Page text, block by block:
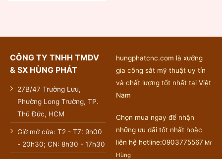
CÔNG TY TNHH TMDV
& SX HÙNG PHÁT
27B/47 Trường Lưu,
Phường Long Trường, TP.
Thủ Đức, HCM
Giờ mở cửa: T2 - T7: 9h00
- 20h30; CN: 8h30 - 17h30
hungphatcnc.com là xưởng
gia công sắt mỹ thuật uy tín
và chất lượng tốt nhất tại Việt
Nam
Chọn mua ngay để nhận
những ưu đãi tốt nhất hoặc
liên hệ hotline:0903775567 Mr
Hùng